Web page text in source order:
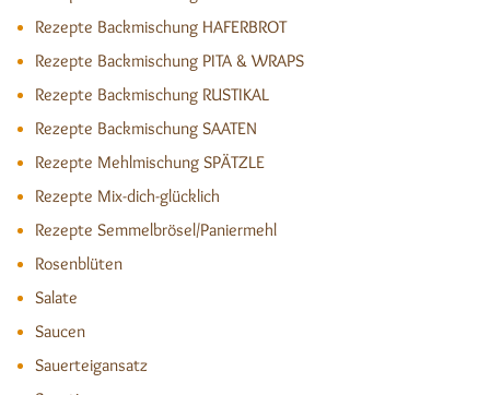
Rezepte Backmischung HAFERBROT
Rezepte Backmischung PITA & WRAPS
Rezepte Backmischung RUSTIKAL
Rezepte Backmischung SAATEN
Rezepte Mehlmischung SPÄTZLE
Rezepte Mix-dich-glücklich
Rezepte Semmelbrösel/Paniermehl
Rosenblüten
Salate
Saucen
Sauerteigansatz